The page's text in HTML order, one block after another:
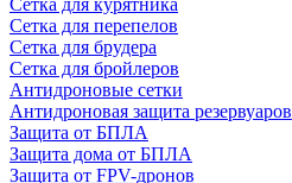
Сетка для курятника
Сетка для перепелов
Сетка для брудера
Сетка для бройлеров
Антидроновые сетки
Антидроновая защита резервуаров
Защита от БПЛА
Защита дома от БПЛА
Защита от FPV-дронов